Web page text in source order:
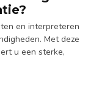
en interpreteren
Met deze
u een sterke,